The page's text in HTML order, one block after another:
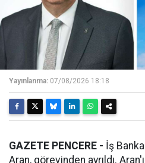
Yayınlanma: 07/08/2026 18:18
GAZETE PENCERE - İş
Aran, görevinden ayrıldı.